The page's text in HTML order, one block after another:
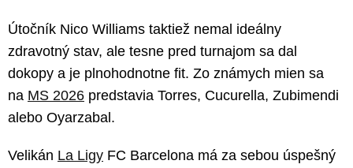
Útočník Nico Williams taktiež nemal ideálny
zdravotný stav, ale tesne pred turnajom sa dal
dokopy a je plnohodnotne fit. Zo známych mien sa
na MS 2026 predstavia Torres, Cucurella, Zubimendi
alebo Oyarzabal.
Velikán La Ligy FC Barcelona má za sebou úspešný